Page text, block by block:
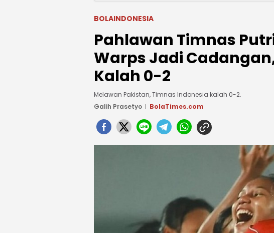
BOLAINDONESIA
Pahlawan Timnas
Warps Jadi
Kalah 0-2
Melawan Pakistan, Timnas Indonesia kalah 0-2.
Galih Prasetyo
BolaTimes.com